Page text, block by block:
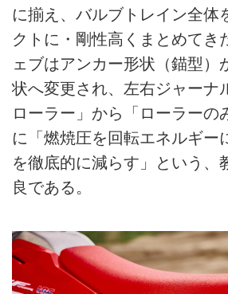
に揃え、バルブトレイン全体
クトに・剛性高くまとめてき
ェブはアンカー形状（錨型）
状へ変更され、左右ジャーナ
ローラー」から「ローラーの
に「燃焼圧を回転エネルギー
を徹底的に減らす」という、
良である。